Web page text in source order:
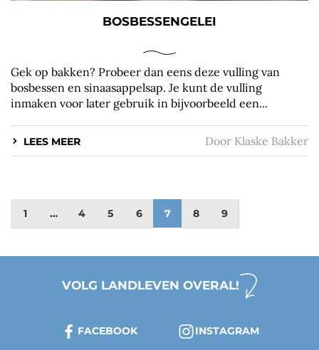
BOSBESSENGELEI
Gek op bakken? Probeer dan eens deze vulling van
bosbessen en sinaasappelsap. Je kunt de vulling
inmaken voor later gebruik in bijvoorbeeld een...
LEES MEER Door Klaske Bakker
1 … 4 5 6 7 8 9
VOLG LANDLEVEN OVERAL!
FACEBOOK INSTAGRAM